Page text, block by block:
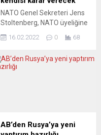
SİYASETTEKİ KAOS
EKONOMİYİ
YAVAŞLATIYOR...
NATO Genel Sekreteri Jens
Stoltenberg, NATO üyeliğine
kendisine ait olduğunu bir
Stoltenberg, haftalık “Die
Zeit” gazetesine yaptığı
belirterek, “NATO’nun
kapıları açık. Nereye gitmek
16.02.2022 0 68
AB’den Rusya’ya yeni